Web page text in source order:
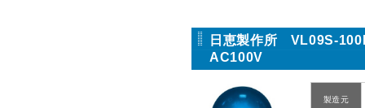
日恵製作所 VL09S-
AC100V
製造元